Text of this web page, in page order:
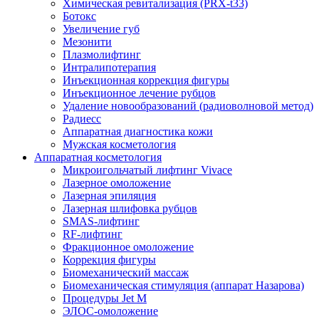
Химическая ревитализация (PRX-t33)
Ботокс
Увеличение губ
Мезонити
Плазмолифтинг
Интралипотерапия
Инъекционная коррекция фигуры
Инъекционное лечение рубцов
Удаление новообразований (радиоволновой метод)
Радиесс
Аппаратная диагностика кожи
Мужская косметология
Аппаратная косметология
Микроигольчатый лифтинг Vivace
Лазерное омоложение
Лазерная эпиляция
Лазерная шлифовка рубцов
SMAS-лифтинг
RF-лифтинг
Фракционное омоложение
Коррекция фигуры
Биомеханический массаж
Биомеханическая стимуляция (аппарат Назарова)
Процедуры Jet M
ЭЛОС-омоложение